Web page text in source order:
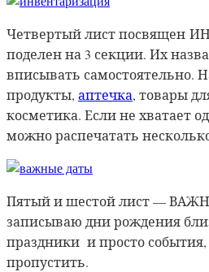
Четвертый лист посвящен
поделен на 3 секции. Их
вписывать самостоятельно.
продукты, аптечка, товары
косметика. Если не хватает
можно распечатать
Пятый и шестой лист —
записываю дни рождения
праздники и просто
пропустить.